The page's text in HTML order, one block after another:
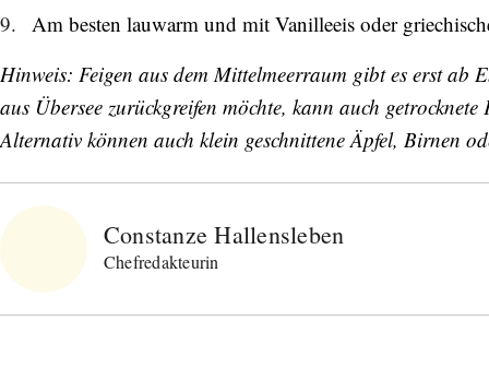
Am besten lauwarm und mit Vanilleeis oder
Hinweis: Feigen aus dem Mittelmeerraum gibt es erst
aus Übersee zurückgreifen möchte, kann auch
Alternativ können auch klein geschnittene Äpfel, Birnen
Constanze Hallensleben
Chefredakteurin
Abonnieren Sie unseren Newsletter